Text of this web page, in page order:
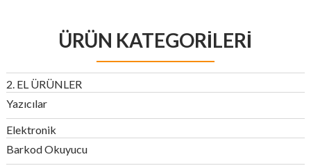
ÜRÜN KATEGORILERI
2. EL ÜRÜNLER
Yazıcılar
Elektronik
Barkod Okuyucu